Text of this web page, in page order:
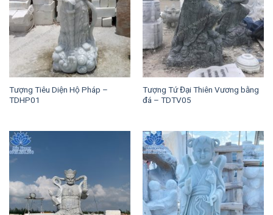
Tượng Tiêu Diện Hộ Pháp –
TDHP01
Tượng Tứ Đại Thiên Vương bằng
đá – TDTV05